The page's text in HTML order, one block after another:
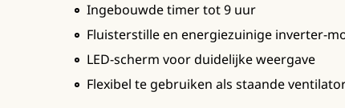
Ingebouwde timer tot 9 uur
Fluisterstille en energiezuinige inverter-
LED-scherm voor duidelijke weergave
Flexibel te gebruiken als staande